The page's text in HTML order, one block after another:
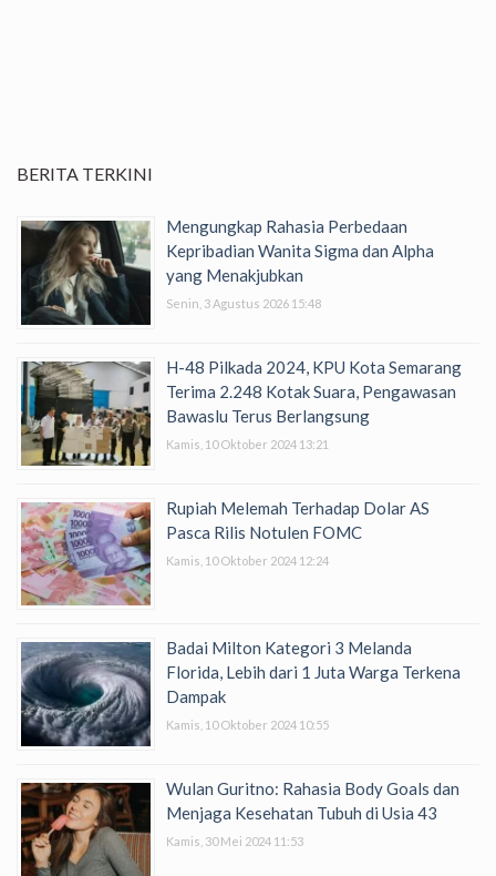
BERITA TERKINI
Mengungkap Rahasia Perbedaan
Kepribadian Wanita Sigma dan Alpha
yang Menakjubkan
Senin, 3 Agustus 2026 15:48
H-48 Pilkada 2024, KPU Kota Semarang
Terima 2.248 Kotak Suara, Pengawasan
Bawaslu Terus Berlangsung
Kamis, 10 Oktober 2024 13:21
Rupiah Melemah Terhadap Dolar AS
Pasca Rilis Notulen FOMC
Kamis, 10 Oktober 2024 12:24
Badai Milton Kategori 3 Melanda
Florida, Lebih dari 1 Juta Warga Terkena
Dampak
Kamis, 10 Oktober 2024 10:55
Wulan Guritno: Rahasia Body Goals dan
Menjaga Kesehatan Tubuh di Usia 43
Kamis, 30 Mei 2024 11:53